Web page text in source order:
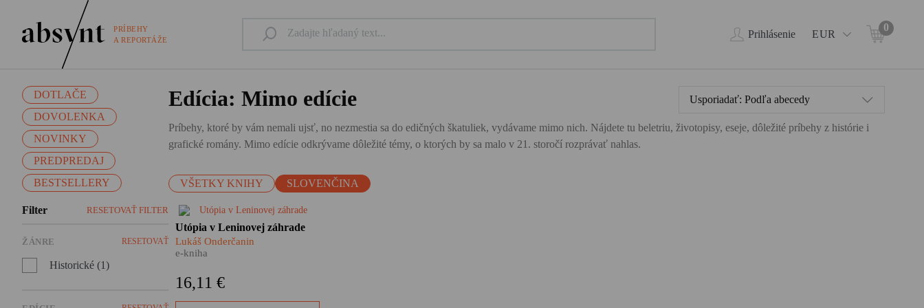
PRÍBEHY
A REPORTÁŽE
Prihlásenie EUR
0
DOTLAČE
DOVOLENKA
NOVINKY
PREDPREDAJ
BESTSELLERY
Filter RESETOVAŤ FILTER
ŽÁNRE RESETOVAŤ
Historické (1)
Edícia: Mimo edície
Príbehy, ktoré by vám nemali ujsť, no nezmestia sa do edičných škatuliek, vydávame mimo nich. Nájdete tu beletriu, životopisy, eseje, dôležité príbehy z histórie i
grafické romány. Mimo edície odkrývame dôležité témy, o ktorých by sa malo v 21. storočí rozprávať nahlas.
VŠETKY KNIHY SLOVENČINA
Usporiadať: Podľa abecedy
Nie je to žiadna fatamorgána –
pred očami sa im skutočne
črtajú obrysy vysnívaného raja.
vyrážajú za volaním svojho
Utópia v Leninovej záhrade
Lukáš Onderčanin
e-kniha
16,11 €